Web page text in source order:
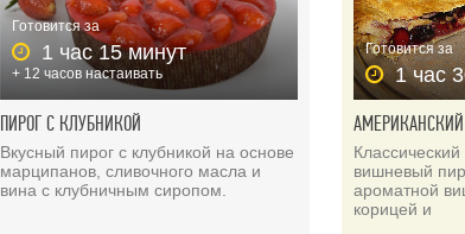
Готовится за
1 час 15 минут
+ 12 часов настаивать
ПИРОГ С КЛУБНИКОЙ
Вкусный пирог с клубникой на основе
марципанов, сливочного масла и
вина с клубничным сиропом.
Готовится за
1 час
вишневый
ароматной
корицей и